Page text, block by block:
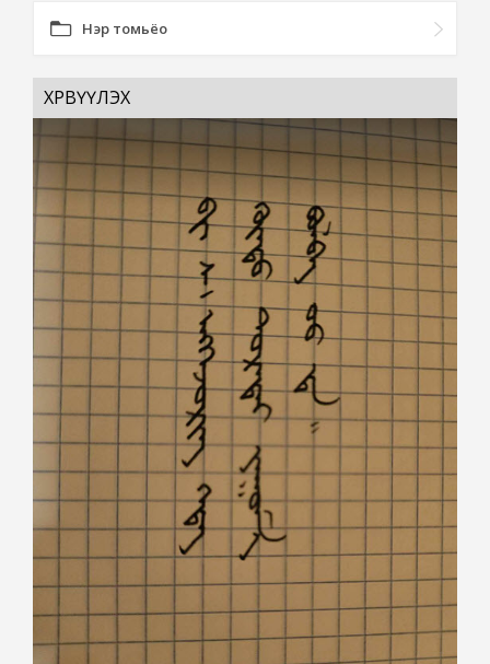
Нэр томьёо
ХӨРВҮҮЛЭХ